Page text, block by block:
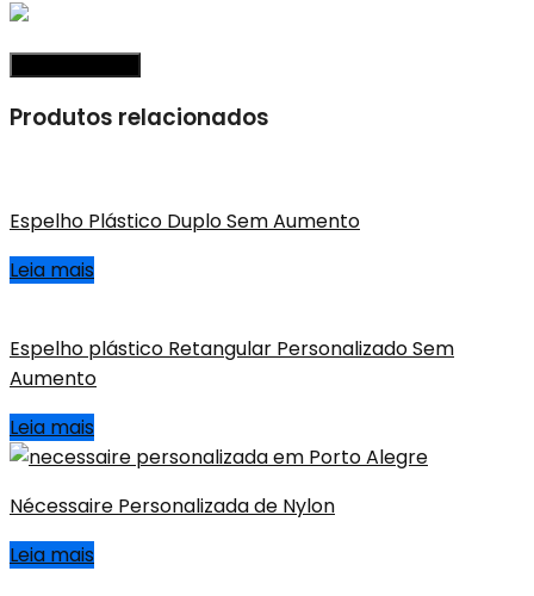
Produtos relacionados
Espelho Plástico Duplo Sem Aumento
Leia mais
Espelho plástico Retangular Personalizado Sem
Aumento
Leia mais
Nécessaire Personalizada de Nylon
Leia mais